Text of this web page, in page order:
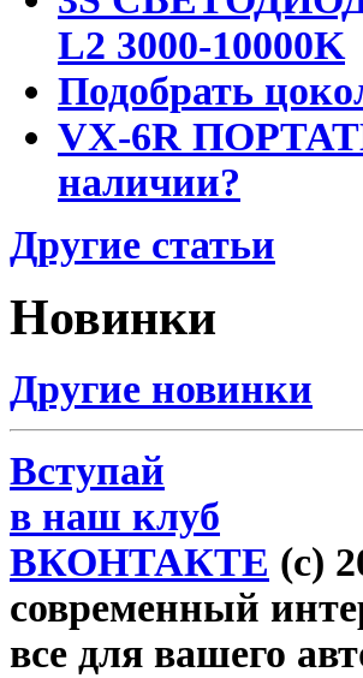
L2 3000-10000K
Подобрать
VX-6R
наличии?
Другие статьи
Новинки
Другие новинки
Вступай
в наш клуб
ВКОНТАКТЕ (c)
современный
все для вашего